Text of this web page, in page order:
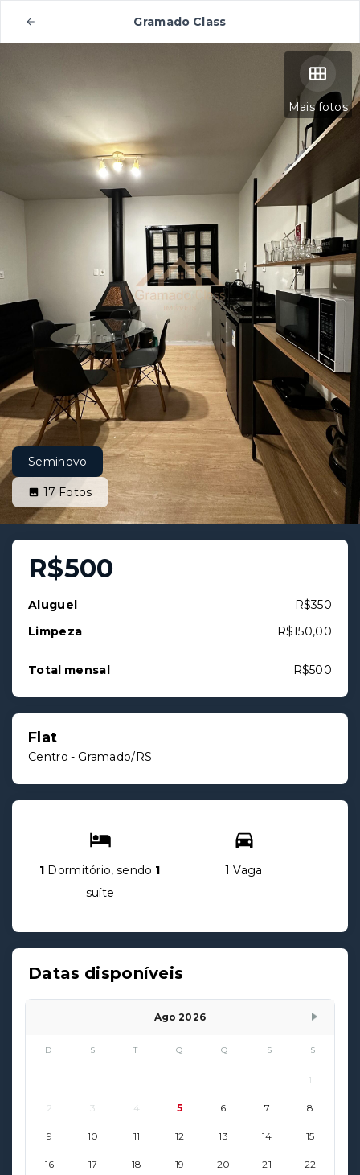
Gramado Class
Mais fotos
Seminovo
17 Fotos
R$500
Aluguel
R$350
Limpeza
R$150,00
Total mensal R$500
Flat
Centro - Gramado/RS
1 Dormitório, sendo 1
suíte
1 Vaga
Datas disponíveis
Ago 2026
D S T Q Q S S
1
2 3 4 5 6 7 8
9 10 11 12 13 14 15
16 17 18 19 20 21 22